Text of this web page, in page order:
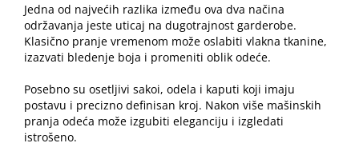
Jedna od najvećih razlika između ova dva načina
održavanja jeste uticaj na dugotrajnost garderobe.
Klasično pranje vremenom može oslabiti vlakna tkanine,
izazvati bledenje boja i promeniti oblik odeće.
Posebno su osetljivi sakoi, odela i kaputi koji imaju
postavu i precizno definisan kroj. Nakon više mašinskih
pranja odeća može izgubiti eleganciju i izgledati
istrošeno.